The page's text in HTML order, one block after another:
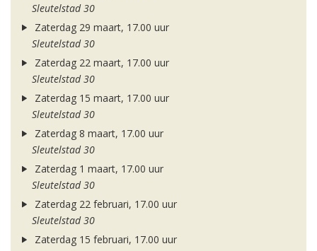
Sleutelstad 30
Zaterdag 29 maart, 17.00 uur
Sleutelstad 30
Zaterdag 22 maart, 17.00 uur
Sleutelstad 30
Zaterdag 15 maart, 17.00 uur
Sleutelstad 30
Zaterdag 8 maart, 17.00 uur
Sleutelstad 30
Zaterdag 1 maart, 17.00 uur
Sleutelstad 30
Zaterdag 22 februari, 17.00 uur
Sleutelstad 30
Zaterdag 15 februari, 17.00 uur